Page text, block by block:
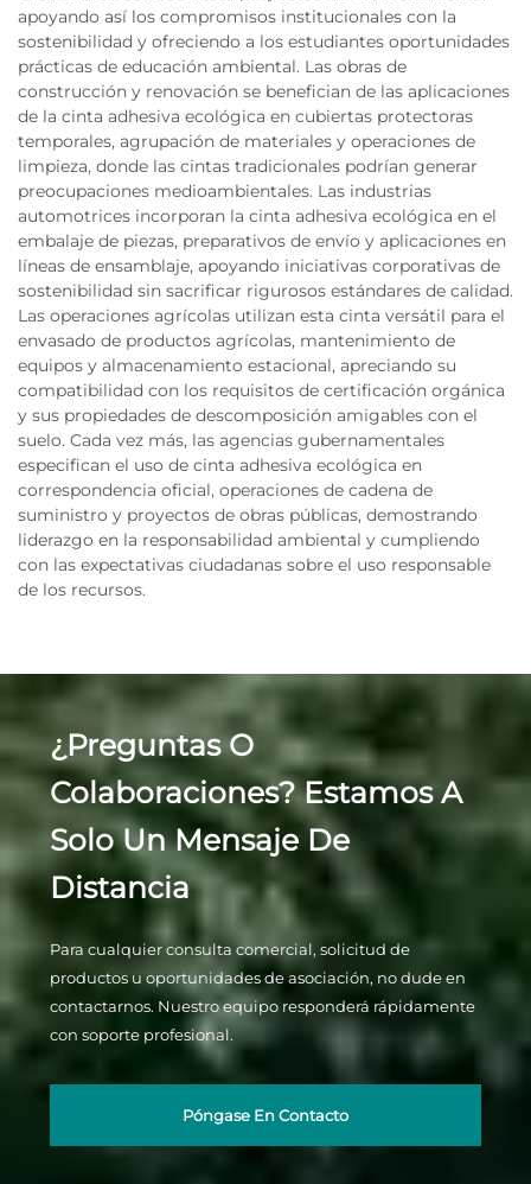
apoyando así los compromisos institucionales con la
sostenibilidad y ofreciendo a los estudiantes oportunidades
prácticas de educación ambiental. Las obras de
construcción y renovación se benefician de las aplicaciones
de la cinta adhesiva ecológica en cubiertas protectoras
temporales, agrupación de materiales y operaciones de
limpieza, donde las cintas tradicionales podrían generar
preocupaciones medioambientales. Las industrias
automotrices incorporan la cinta adhesiva ecológica en el
embalaje de piezas, preparativos de envío y aplicaciones en
líneas de ensamblaje, apoyando iniciativas corporativas de
sostenibilidad sin sacrificar rigurosos estándares de calidad.
Las operaciones agrícolas utilizan esta cinta versátil para el
envasado de productos agrícolas, mantenimiento de
equipos y almacenamiento estacional, apreciando su
compatibilidad con los requisitos de certificación orgánica
y sus propiedades de descomposición amigables con el
suelo. Cada vez más, las agencias gubernamentales
especifican el uso de cinta adhesiva ecológica en
correspondencia oficial, operaciones de cadena de
suministro y proyectos de obras públicas, demostrando
liderazgo en la responsabilidad ambiental y cumpliendo
con las expectativas ciudadanas sobre el uso responsable
de los recursos.
¿Preguntas O
Colaboraciones? Estamos A
Solo Un Mensaje De
Distancia
Para cualquier consulta comercial, solicitud de
productos u oportunidades de asociación, no dude en
contactarnos. Nuestro equipo responderá rápidamente
con soporte profesional.
Póngase En Contacto